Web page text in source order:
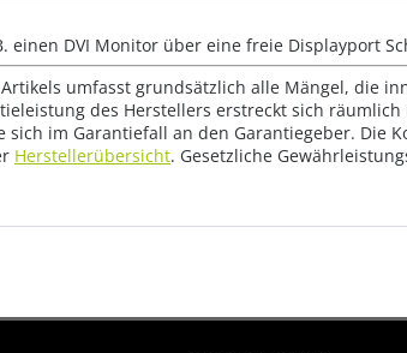
einen DVI Monitor über eine freie Displayport
umfasst grundsätzlich alle Mängel, die
des Herstellers erstreckt sich
im Garantiefall an den Garantiegeber. Die
Herstellerübersicht. Gesetzliche